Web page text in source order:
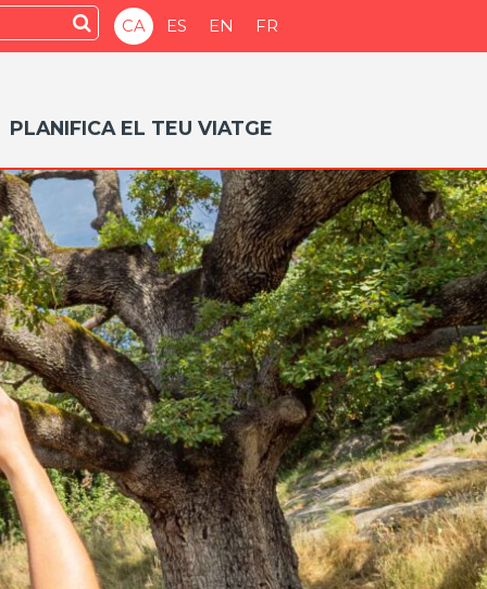
CA ES EN FR
Submit
PLANIFICA EL TEU VIATGE